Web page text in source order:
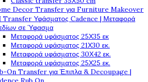
Decor Transfer για Furniture Makeover
Transfer Υφάσματος Cadence | Μεταφορά
σε Ύφασμα
Μεταφορά υφάσματος 25Χ35 εκ
Μεταφορά υφάσματος 21Χ30 εκ.
Μεταφορά υφάσματος 30Χ42 εκ.
Μεταφορά υφάσματος 25Χ25 εκ.
On Transfer για Έπιπλα & Decoupage |